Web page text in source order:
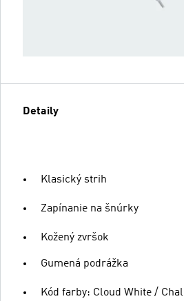
Detaily
Klasický strih
Zapínanie na šnúrky
Kožený zvršok
Gumená podrážka
Kód farby: Cloud White /